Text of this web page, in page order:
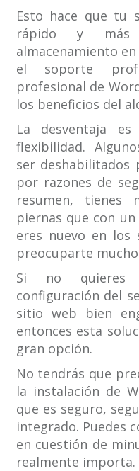
Esto hace que tu
rápido y más
almacenamiento
el soporte
profesional de
los beneficios del
La desventaja
flexibilidad.
ser deshabilitados
por razones de
resumen, tienes
piernas que con un
eres nuevo en
preocuparte
Si no quieres
configuración del
sitio web bien
entonces esta
gran opción.
No tendrás que
la instalación de
que es seguro,
integrado. Puedes
en cuestión de
realmente importa.